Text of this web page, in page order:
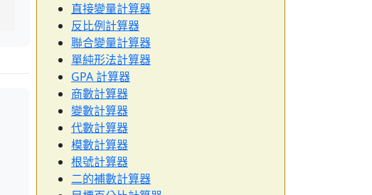
直接變量計算器
反比例計算器
聯合變量計算器
單純形法計算器
GPA 計算器
商數計算器
變數計算器
代數計算器
模數計算器
根號計算器
二的補數計算器